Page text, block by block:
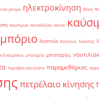
ρεύμα ηλεκτροκίνηση θέση
καυσίμων καυσόξυλα καύσι
ληστεία ληστείες λιγνίτης
κλιμάκια μπαταρία μπαταρίες
παραβατικότητατα παραμεθόριος
πετρέλαιο κίνησης